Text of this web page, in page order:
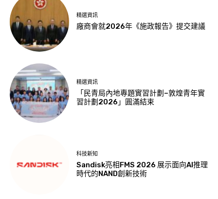
精選資訊
廠商會就2026年《施政報告》提交建議
精選資訊
「民青局內地專題實習計劃–敦煌青年實
習計劃2026」圓滿結束
科技新知
Sandisk亮相FMS 2026 展示面向AI推理
時代的NAND創新技術